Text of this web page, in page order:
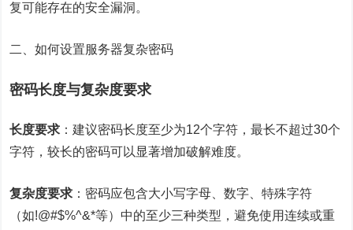
复可能存在的安全漏洞。
二、如何设置服务器复杂密码
密码长度与复杂度要求
长度要求 ：建议密码长度至少为12个字符，最长不超过30个
字符，较长的密码可以显著增加破解难度。
复杂度要求 ：密码应包含大小写字母、数字、特殊字符
（如!@#$%^&*等）中的至少三种类型，避免使用连续或重